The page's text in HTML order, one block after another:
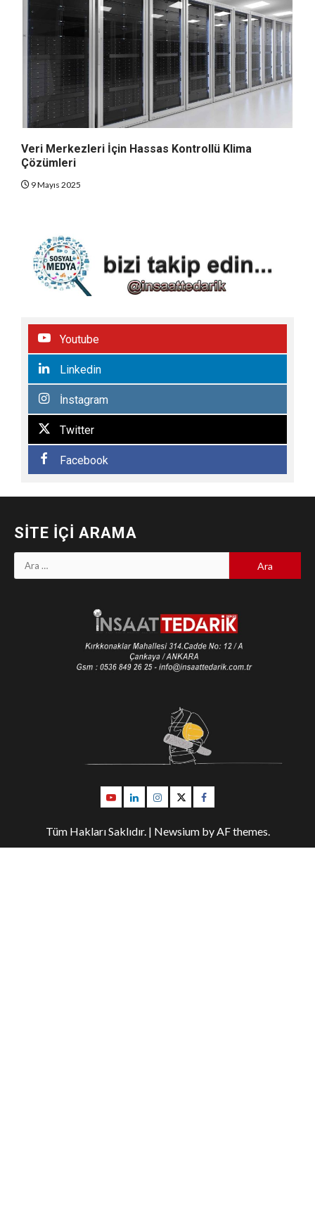
Veri Merkezleri İçin Hassas Kontrollü Klima
Çözümleri
9 Mayıs 2025
Youtube
Linkedin
İnstagram
Twitter
Facebook
SITE İÇI ARAMA
Arama:
YoutubeLinkedinİnstagram
TwitterFacebook
Tüm Hakları Saklıdır. | Newsiumby AF themes.